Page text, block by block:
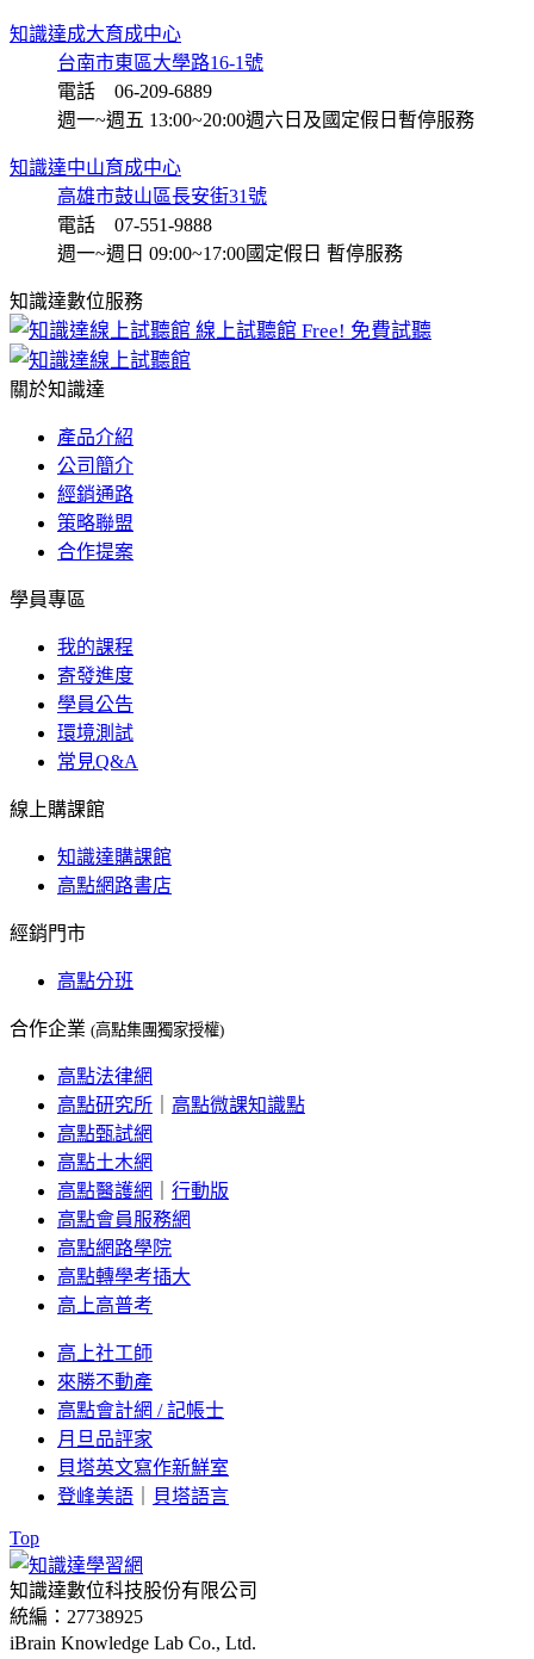
知識達成大育成中心
台南市東區大學路16-1號
電話 06-209-6889
週一~週五 13:00~20:00週六日及國定假日暫停服務
知識達中山育成中心
高雄市鼓山區長安街31號
電話 07-551-9888
週一~週日 09:00~17:00國定假日 暫停服務
知識達數位服務
線上試聽館 Free! 免費試聽
關於知識達
產品介紹
公司簡介
經銷通路
策略聯盟
合作提案
學員專區
我的課程
寄發進度
學員公告
環境測試
常見Q&A
線上購課館
知識達購課館
高點網路書店
經銷門市
高點分班
合作企業 (高點集團獨家授權)
高點法律網
高點研究所
高點微課知識點
高點甄試網
高點土木網
高點醫護網
行動版
高點會員服務網
高點網路學院
高點轉學考插大
高上高普考
高上社工師
來勝不動產
高點會計網 / 記帳士
月旦品評家
貝塔英文寫作新鮮室
登峰美語
貝塔語言
Top
知識達數位科技股份有限公司
統編：27738925
iBrain Knowledge Lab Co., Ltd.